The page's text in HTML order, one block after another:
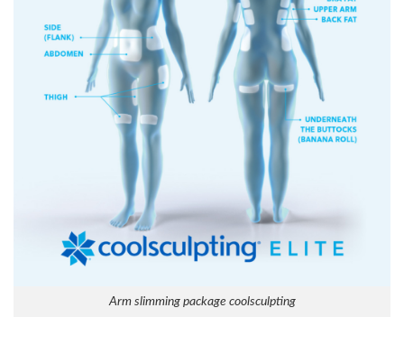
Arm slimming package coolsculpting